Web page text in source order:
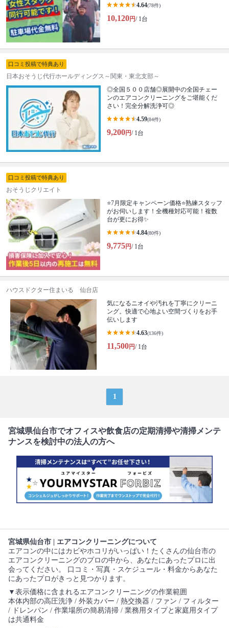
4.64(78件)
10,120円/ 1台
口コミ投稿で特典あり
日本おそうじ代行ホールディングス～関東・東北支部～
◎全国５００店舗◎展開中の全国チェー
ンのエアコンクリーニングをご堪能くだ
さい！完全分解洗浄可◎
4.59(84件)
9,200円/ 1台
口コミ投稿で特典あり
おそうじクリエイト
⭐7月限定キャンペーン価格⭐熟練スタッフ
がお伺いします！全機種対応可能！複数
台が更にお得✨
4.84(80件)
9,775円/ 1台
ハウスドクター住まいる 仙台店
気になるニオイや汚れを丁寧にクリーニ
ング。快適で心地よい空間づくりをお手
伝いします
4.63(136件)
11,500円/ 1台
1
宮城県仙台市でオフィスや飲食店の定期清掃や清掃メンテ
ナンスを検討中の法人の方へ
宮城県仙台市 | エアコンクリーニングについて
エアコンの中にはカビやホコリがいっぱい！たくさんの仙台市の
エアコンクリーニングのプロの中から、あなたにあったプロに出
会ってください。 口コミ・写真・スケジュール・料金からあなた
にあったプロがきっと見つかります。
▼表示価格に含まれるエアコンクリーニングの作業範囲
本体内部の高圧洗浄 / 外装カバー / 熱交換器 / ファン / フィルター
/ ドレンパン / 作業場所の簡易清掃 / 業務用タイプと家庭用タイプ
は共通料金